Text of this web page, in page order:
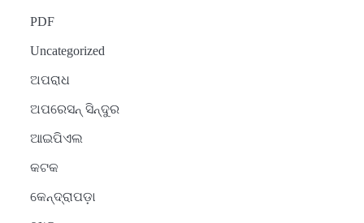
PDF
Uncategorized
ଅପରାଧ
ଅପରେସନ୍ ସିନ୍ଦୁର
ଆଇପିଏଲ
କଟକ
କେନ୍ଦ୍ରାପଡ଼ା